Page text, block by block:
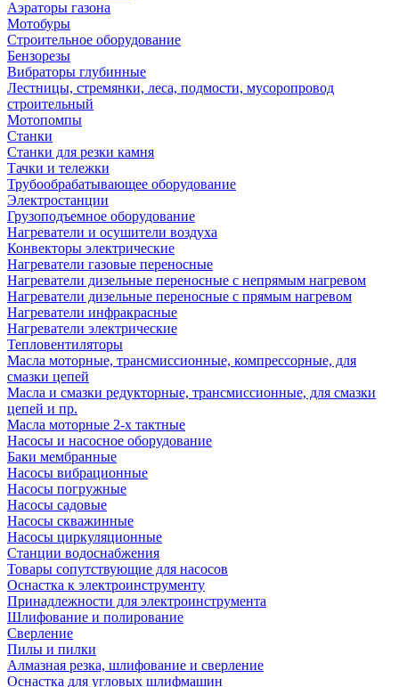
Аэраторы газона
Мотобуры
Строительное оборудование
Бензорезы
Вибраторы глубинные
Лестницы, стремянки, леса, подмости, мусоропровод
строительный
Мотопомпы
Станки
Станки для резки камня
Тачки и тележки
Трубообрабатывающее оборудование
Электростанции
Грузоподъемное оборудование
Нагреватели и осушители воздуха
Конвекторы электрические
Нагреватели газовые переносные
Нагреватели дизельные переносные с непрямым нагревом
Нагреватели дизельные переносные с прямым нагревом
Нагреватели инфракрасные
Нагреватели электрические
Тепловентиляторы
Масла моторные, трансмиссионные, компрессорные, для
смазки цепей
Масла и смазки редукторные, трансмиссионные, для смазки
цепей и пр.
Масла моторные 2-х тактные
Насосы и насосное оборудование
Баки мембранные
Насосы вибрационные
Насосы погружные
Насосы садовые
Насосы скважинные
Насосы циркуляционные
Станции водоснабжения
Товары сопутствующие для насосов
Оснастка к электроинструменту
Принадлежности для электроинструмента
Шлифование и полирование
Сверление
Пилы и пилки
Алмазная резка, шлифование и сверление
Оснастка для угловых шлифмашин